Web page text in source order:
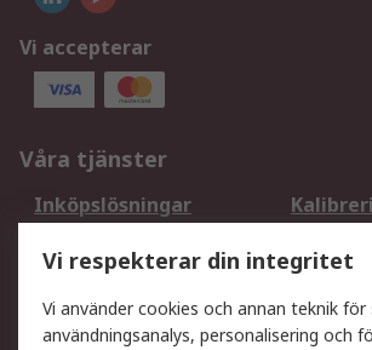
Vi accepterar
Våra tjänster
Inköpslösningar
DesignSpark
Teknisk
Ditt lokala säljteam
Vi respekterar din integritet
Vi använder cookies och annan teknik
användningsanalys, personalisering och